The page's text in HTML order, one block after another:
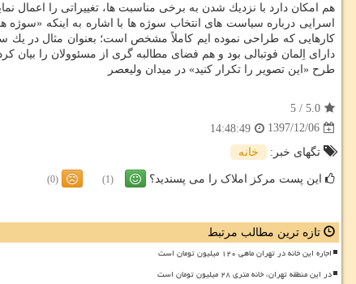
هم امكان دارد با نزدیك شدن به برخی مناسبت ها، تغییراتی را اعمال
اسرایی درباره سیاست های انتخاب سوژه ها با اشاره به اینكه
كارهایی كه طراحی نموده ایم كاملاً مشخص است؛ بعنوان مثال در یك
دارای اِلمان فوتبالی بود و هم فضای مطالبه گری از مسئوولان را بیان كرد.
طرح «این تصویر را تكرار كنید» در میدان ولیعصر
5.0
/
5
1397/12/06
14:48:49
تگهای خبر:
خانه
این پست مرکز املاک را می پسندید؟ (1)
(0)
تازه ترین مطالب مرتبط
اجاره این خانه در تهران ماهی ۱۲۰ میلیون تومان است
در این منطقه تهران، خانه متری ۲۸ میلیون تومان است